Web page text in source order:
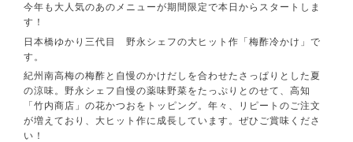
今年も大人気のあのメニューが期間限定で本日からスタートしま
す！
日本橋ゆかり三代目 野永シェフの大ヒット作「梅酢冷かけ」で
す。
紀州南高梅の梅酢と自慢のかけだしを合わせたさっぱりとした夏
の涼味。野永シェフ自慢の薬味野菜をたっぷりとのせて、高知
「竹内商店」の花かつおをトッピング。年々、リピートのご注文
が増えており、大ヒット作に成長しています。ぜひご賞味くださ
い！